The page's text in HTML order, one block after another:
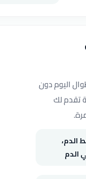
اليوم دون
تقدم لك
الدم،
الدم